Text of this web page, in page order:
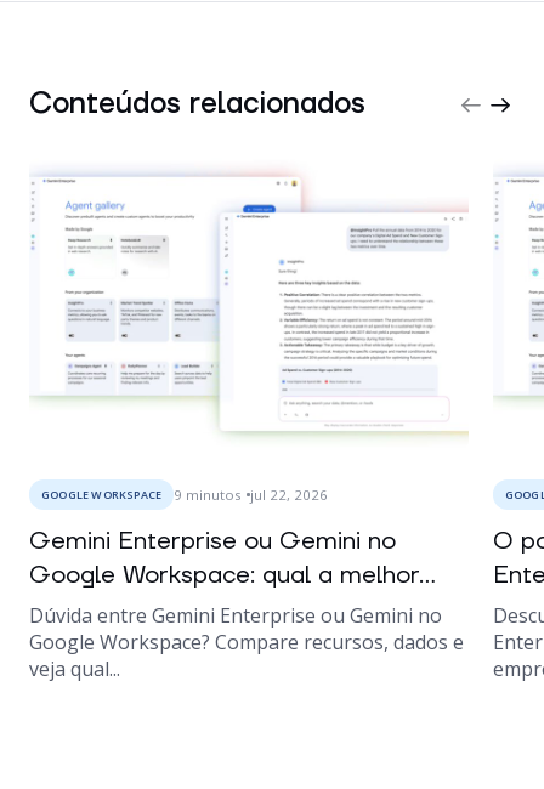
Conteúdos relacionados
GOOGLE WORKSPACE 9 minutos jul 22, 2026
Gemini Enterprise ou Gemini no
Google Workspace: qual a melhor...
Dúvida entre Gemini Enterprise ou Gemini no
Google Workspace? Compare recursos, dados e
veja qual...
O